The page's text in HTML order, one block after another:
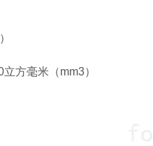
方毫米（mm3）